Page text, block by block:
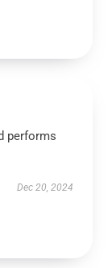
performs
Dec 20, 2024